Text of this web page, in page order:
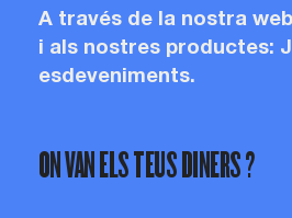
A través de la nostra
i als nostres productes:
esdeveniments.
ON VAN ELS TEUS DINERS ?